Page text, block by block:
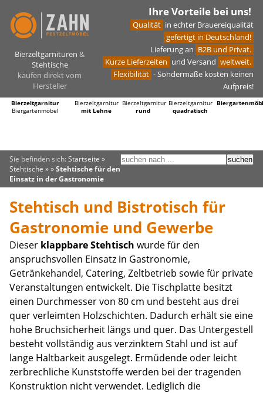
Bierzeltgarnituren &
Stehtische
kaufen direkt vom
Hersteller
Ihre Vorteile bei uns!
Qualität in echter Brauereiqualität
gefertigt in Deutschland!
Lieferung an B2B und Privat.
Kurze Lieferzeiten und Versand weltweit.
Flexibilität - Sondermaße kosten keinen
Aufpreis!
Bierzeltgarnitur
Biergartenmöbel
Bierzeltgarnitur
mit Lehne
Bierzeltgarnitur
rund
Bierzeltgarnitur
quadratisch
Sie befinden sich: Startseite »
Stehtische » »Stehtische für den
Einsatz in der Gastronomie
Stehtisch und Bistrotisch für
Gastronomie und Gewerbe
Dieser klappbare Stehtisch wurde für den
anspruchsvollen Einsatz in Gastronomie,
Getränkehandel, Catering, Zeltbetrieb sowie für private
Veranstaltungen entwickelt. Die Tischplatte besitzt
einen Durchmesser von 80 cm und besteht aus drei
quer verleimten Holzschichten. Dadurch erhält sie eine
hohe Bruchsicherheit längs und quer. Das Untergestell
besteht vollständig aus verzinktem Stahl und ist auf
lange Haltbarkeit ausgelegt. Ermüdende oder leicht
zerbrechliche Kunststoffe werden bei der tragenden
Konstruktion nicht verwendet. Lediglich die